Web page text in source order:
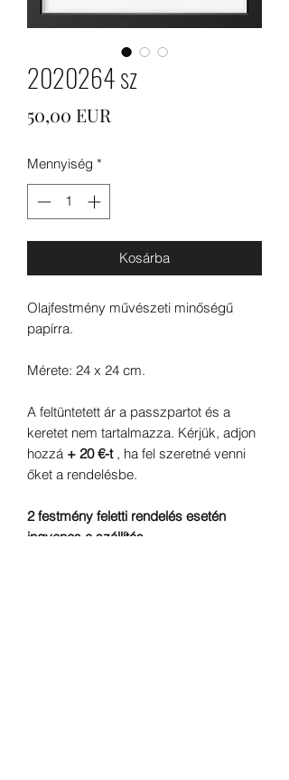
2020264 sz
50,00 EUR
Mennyiség *
Kosárba
Olajfestmény művészeti minőségű
papírra.
Mérete: 24 x 24 cm.
A feltüntetett ár a passzpartot és a
keretet nem tartalmazza. Kérjük, adjon
hozzá + 20 €-t, ha fel szeretné venni
őket a rendelésbe.
2 festmény feletti rendelés esetén
ingyenes a szállítás